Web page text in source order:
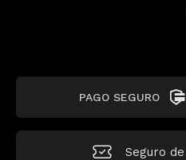
PAGO SEGURO
Seguro de